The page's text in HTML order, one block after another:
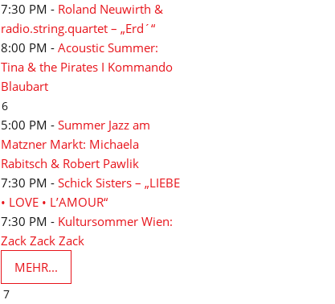
7:30 PM - Roland Neuwirth &
radio.string.quartet – „Erd´“
8:00 PM - Acoustic Summer:
Tina & the Pirates I Kommando
Blaubart
6
5:00 PM - Summer Jazz am
Matzner Markt: Michaela
Rabitsch & Robert Pawlik
7:30 PM - Schick Sisters – „LIEBE
• LOVE • L’AMOUR“
7:30 PM - Kultursommer Wien:
Zack Zack Zack
MEHR...
7